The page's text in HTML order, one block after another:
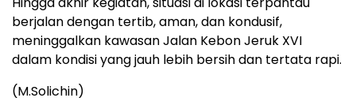
berjalan dengan tertib, aman, dan kondusif,
meninggalkan kawasan Jalan Kebon Jeruk XVI
dalam kondisi yang jauh lebih bersih dan tertata rapi.
(M.Solichin)